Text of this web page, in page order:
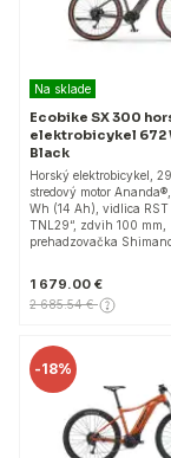
Na sklade
Ecobike SX 300
elektrobicykel 672
Black
Horský elektrobicykel,
stredový motor
Wh (14 Ah), vidlica RST
TNL29“, zdvih 100 mm,
prehadzovačka
1 679.00 €
2 685.54 €
-18%